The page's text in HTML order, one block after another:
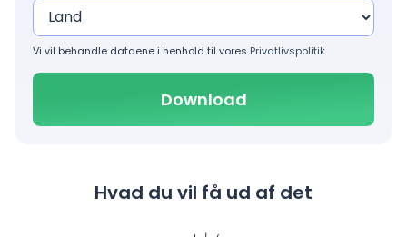
Vi vil behandle dataene i henhold til vores Privatlivspolitik
Hvad du vil få ud af det